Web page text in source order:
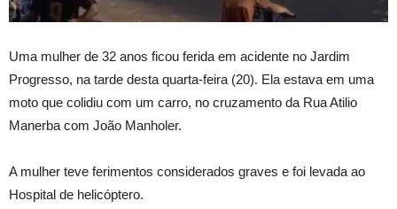
Uma mulher de 32 anos ficou ferida em acidente no Jardim
Progresso, na tarde desta quarta-feira (20). Ela estava em uma
moto que colidiu com um carro, no cruzamento da Rua Atilio
Manerba com João Manholer.
A mulher teve ferimentos considerados graves e foi levada ao
Hospital de helicóptero.